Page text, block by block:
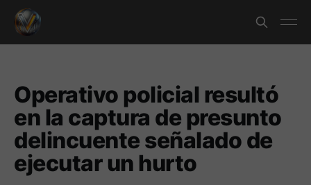
Operativo policial resultó
en la captura de presunto
delincuente señalado de
ejecutar un hurto